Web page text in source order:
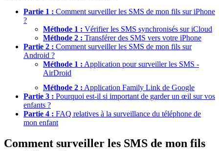
Partie 1 : Comment surveiller les SMS de mon fils sur iPhone
?
Méthode 1 : Vérifier les SMS synchronisés sur iCloud
Méthode 2 : Transférer des SMS vers votre iPhone
Partie 2 : Comment surveiller les SMS de mon fils sur
Android ?
Méthode 1 : Application pour surveiller les SMS -
AirDroid
Méthode 2 : Application Family Link de Google
Partie 3 : Pourquoi est-il si important de garder un œil sur vos
enfants ?
Partie 4 : FAQ relatives à la surveillance du téléphone de
mon enfant
Comment surveiller les SMS de mon fils